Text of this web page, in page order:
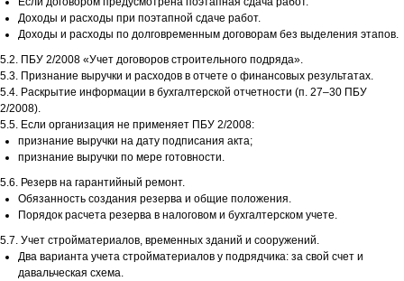
Доходы и расходы при поэтапной сдаче работ.
Доходы и расходы по долговременным договорам без выделения этапов.
5.2. ПБУ 2/2008 «Учет договоров строительного подряда».
5.3. Признание выручки и расходов в отчете о финансовых результатах.
5.4. Раскрытие информации в бухгалтерской отчетности (п. 27–30 ПБУ
2/2008).
5.5. Если организация не применяет ПБУ 2/2008:
признание выручки на дату подписания акта;
признание выручки по мере готовности.
5.6. Резерв на гарантийный ремонт.
Обязанность создания резерва и общие положения.
Порядок расчета резерва в налоговом и бухгалтерском учете.
5.7. Учет стройматериалов, временных зданий и сооружений.
Два варианта учета стройматериалов у подрядчика: за свой счет и
давальческая схема.